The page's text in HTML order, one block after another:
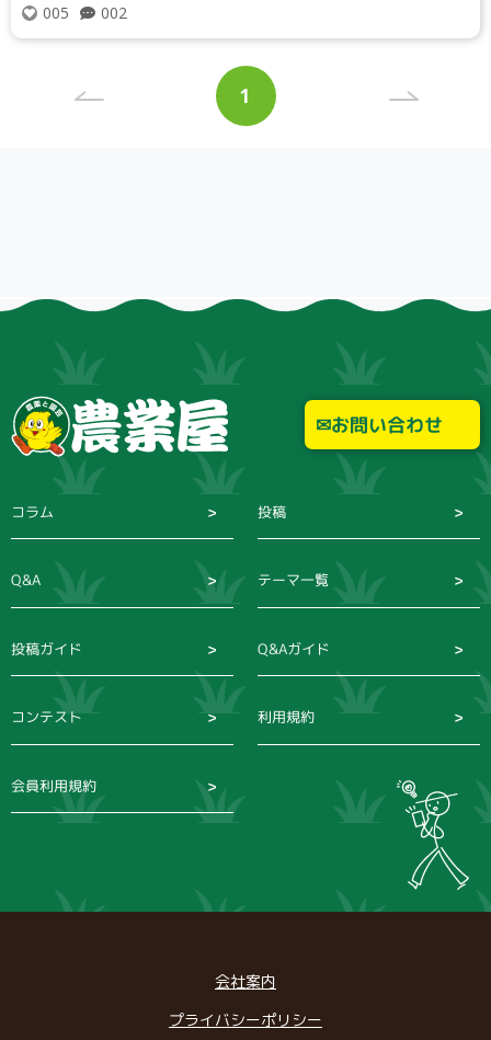
検索
005 002
ン
ペ
1
お問い合わせ
コラム 投稿
Q&A テーマ一覧
投稿ガイド Q&Aガイド
コンテスト 利用規約
会員利用規約
会社案内
プライバシーポリシー